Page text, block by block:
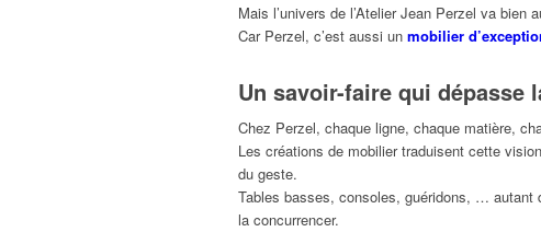
Mais l’univers de l’Atelier Jean Perzel va bien
Car Perzel, c’est aussi un mobilier
Un savoir-faire qui dépasse
Chez Perzel, chaque ligne, chaque matière,
Les créations de mobilier traduisent cette
du geste.
Tables basses, consoles, guéridons, … autant
la concurrencer.